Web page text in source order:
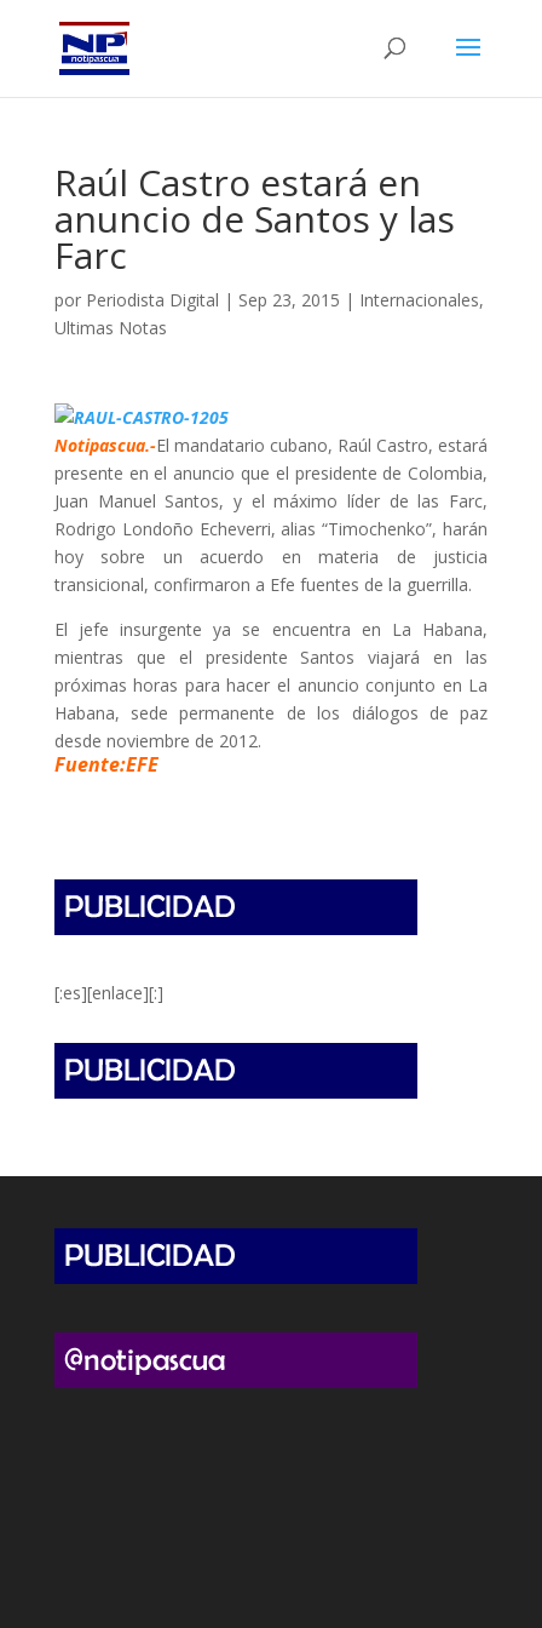
Raúl Castro estará en
anuncio de Santos y las
Farc
por Periodista Digital | Sep 23, 2015 | Internacionales,
Ultimas Notas
Notipascua.-El mandatario cubano, Raúl Castro, estará
presente en el anuncio que el presidente de Colombia,
Juan Manuel Santos, y el máximo líder de las Farc,
Rodrigo Londoño Echeverri, alias “Timochenko”, harán
hoy sobre un acuerdo en materia de justicia
transicional, confirmaron a Efe fuentes de la guerrilla.
El jefe insurgente ya se encuentra en La Habana,
mientras que el presidente Santos viajará en las
próximas horas para hacer el anuncio conjunto en La
Habana, sede permanente de los diálogos de paz
desde noviembre de 2012.
Fuente:EFE
[:es][enlace][:]